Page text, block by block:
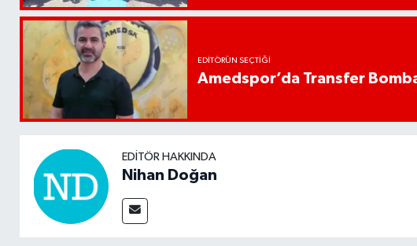
EDITÖRÜN SEÇTIĞI
Amedspor’da Transfer
EDITÖR HAKKINDA
Nihan Doğan